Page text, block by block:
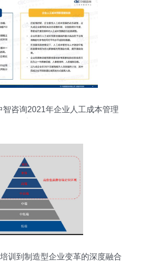
智咨询2021年企业人工成本管理
训到制造型企业变革的深度融合